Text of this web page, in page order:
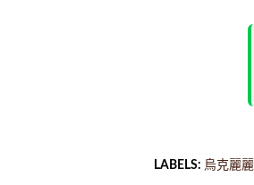
LABELS: 烏克麗